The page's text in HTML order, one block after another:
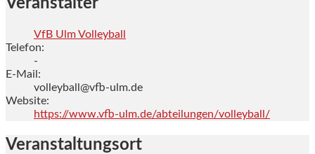
VfB Ulm Volleyball
Telefon:
-
E-Mail:
volleyball@vfb-ulm.de
Website:
https://www.vfb-ulm.de/abteilungen/volleyball/
Veranstaltungsort